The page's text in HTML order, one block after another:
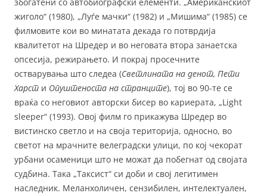
жиголо“ (1980), „Луѓе мачки“ (1982) и „Мишима“ (1985) се
филмовите кои во минатата декада го потврдија
квалитетот на Шредер и во неговата втора занаетска
опсесија, режирањето. И покрај просечните
остварувања што следеа (Светлината на денот, Пети
Харст и Опуштеноста на странците), тој во 90-те се
враќа со неговиот авторски бисер во кариерата, „Light
sleeper“ (1993). Овој филм го прикажува Шредер во
вистинско светло и на своја територија, односно, во
светот на мрачните велеградски улици, по кој чекорат
урбани осаменици што не можат да побегнат од својата
судбина. Така „Таксист“ си доби и свој легитимен
наследник. Меланхоличен, сензибилен, интелектуален,